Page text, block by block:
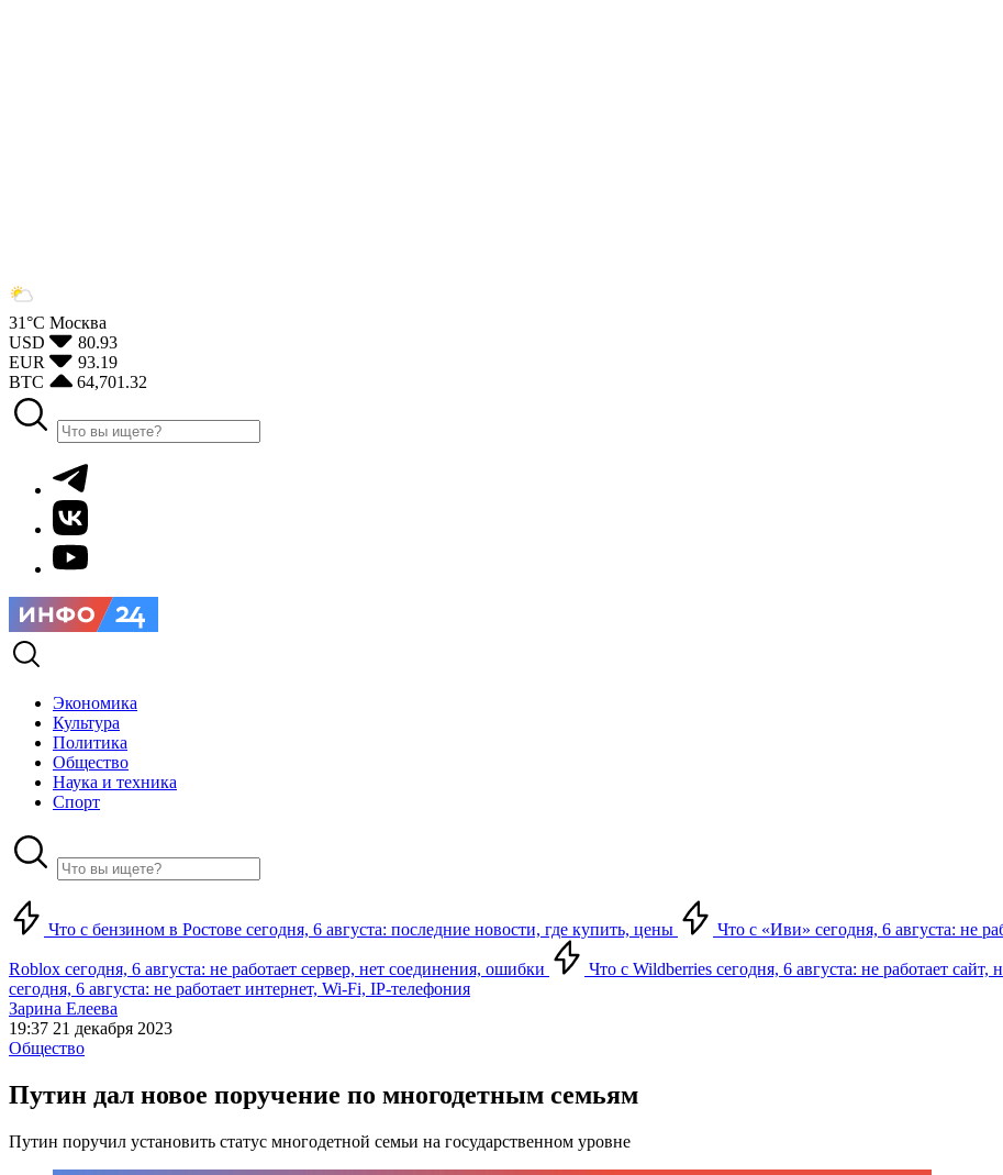
31°С Москва
USD
80.93
EUR
93.19
BTC
64,701.32
Экономика
Культура
Политика
Общество
Наука и техника
Спорт
Что с бензином в Ростове сегодня, 6 августа: последние новости, где купить, цены Что с «Иви» сегодня, 6 августа: не
Roblox сегодня, 6 августа: не работает сервер, нет соединения, ошибки Что с Wildberries сегодня, 6 августа: не работает сайт,
сегодня, 6 августа: не работает интернет, Wi-Fi, IP-телефония
Зарина Елеева
19:37 21 декабря 2023
Общество
Путин дал новое поручение по многодетным семьям
Путин поручил установить статус многодетной семьи на государственном уровне